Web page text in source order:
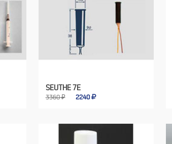
SEUTHE 7E
3360 ₽ 2240